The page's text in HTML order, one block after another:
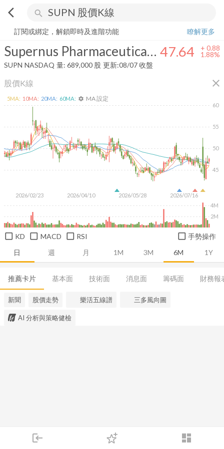
arrow_back_ios search
login dashboard
下單
Supernus Pharmaceuticals, Inc. 47.64
訂閱或綁定，解鎖即時及進階功能
瞭解更多
Supernus Pharmaceuticals, Inc. 47.64 + 0.88
1.88%
SUPN NASDAQ 量: 689,000 股 更新:08/07 收盤
股價K線 close
日 週 月 1M 3M 6M 1Y
2026/02/23 2026/04/10 2026/05/28 2026/07/16
45
50
55
60
2M
4M
5MA: 10MA: 20MA: 60MA: settings MA 設定
KD MACD RSI 手勢操作
推薦卡片 基本面 技術面 消息面 籌碼面 財務報
新聞 股價走勢 樂活五線譜 三多風向圖
AI 分析與策略健檢